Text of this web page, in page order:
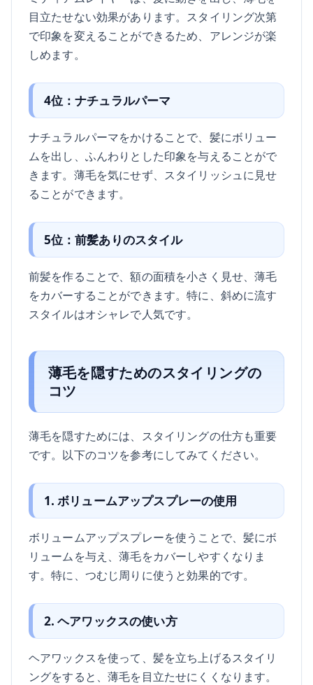
目立たせない効果があります。スタイリング次第
で印象を変えることができるため、アレンジが楽
しめます。
4位：ナチュラルパーマ
ナチュラルパーマをかけることで、髪にボリュー
ムを出し、ふんわりとした印象を与えることがで
きます。薄毛を気にせず、スタイリッシュに見せ
ることができます。
5位：前髪ありのスタイル
前髪を作ることで、額の面積を小さく見せ、薄毛
をカバーすることができます。特に、斜めに流す
スタイルはオシャレで人気です。
薄毛を隠すためのスタイリングの
コツ
薄毛を隠すためには、スタイリングの仕方も重要
です。以下のコツを参考にしてみてください。
1. ボリュームアップスプレーの使用
ボリュームアップスプレーを使うことで、髪にボ
リュームを与え、薄毛をカバーしやすくなりま
す。特に、つむじ周りに使うと効果的です。
2. ヘアワックスの使い方
ヘアワックスを使って、髪を立ち上げるスタイリ
ングをすると、薄毛を目立たせにくくなります。